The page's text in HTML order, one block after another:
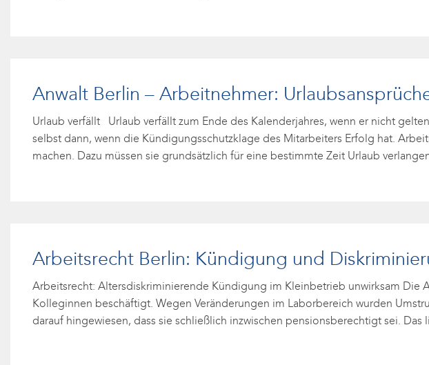
Anwalt Berlin – Arbeitnehmer:
Urlaub verfällt Urlaub verfällt zum Ende des Kalenderjahres, wenn er nicht
selbst dann, wenn die Kündigungsschutzklage des Mitarbeiters Erfolg hat.
machen. Dazu müssen sie grundsätzlich für eine bestimmte Zeit Urlaub
Arbeitsrecht Berlin: Kündigung und
Arbeitsrecht: Altersdiskriminierende Kündigung im Kleinbetrieb unwirksam Die
Kolleginnen beschäftigt. Wegen Veränderungen im Laborbereich wurden
darauf hingewiesen, dass sie schließlich inzwischen pensionsberechtigt sei.